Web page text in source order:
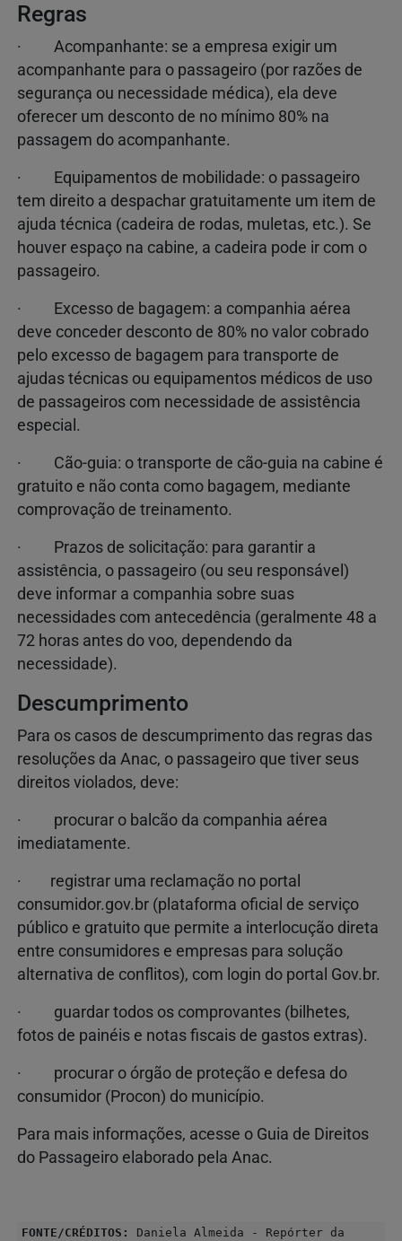
Regras
· Acompanhante: se a empresa exigir um
acompanhante para o passageiro (por razões de
segurança ou necessidade médica), ela deve
oferecer um desconto de no mínimo 80% na
passagem do acompanhante.
· Equipamentos de mobilidade: o passageiro
tem direito a despachar gratuitamente um item de
ajuda técnica (cadeira de rodas, muletas, etc.). Se
houver espaço na cabine, a cadeira pode ir com o
passageiro.
· Excesso de bagagem: a companhia aérea
deve conceder desconto de 80% no valor cobrado
pelo excesso de bagagem para transporte de
ajudas técnicas ou equipamentos médicos de uso
de passageiros com necessidade de assistência
especial.
· Cão-guia: o transporte de cão-guia na cabine é
gratuito e não conta como bagagem, mediante
comprovação de treinamento.
· Prazos de solicitação: para garantir a
assistência, o passageiro (ou seu responsável)
deve informar a companhia sobre suas
necessidades com antecedência (geralmente 48 a
72 horas antes do voo, dependendo da
necessidade).
Descumprimento
Para os casos de descumprimento das regras das
resoluções da Anac, o passageiro que tiver seus
direitos violados, deve:
· procurar o balcão da companhia aérea
imediatamente.
· registrar uma reclamação no portal
consumidor.gov.br (plataforma oficial de serviço
público e gratuito que permite a interlocução direta
entre consumidores e empresas para solução
alternativa de conflitos), com login do portal Gov.br.
· guardar todos os comprovantes (bilhetes,
fotos de painéis e notas fiscais de gastos extras).
· procurar o órgão de proteção e defesa do
consumidor (Procon) do município.
Para mais informações, acesse o Guia de Direitos
do Passageiro elaborado pela Anac.
FONTE/CRÉDITOS:
Daniela Almeida - Repórter da